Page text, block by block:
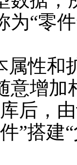
为“零
性和
意增加
后，
”搭建